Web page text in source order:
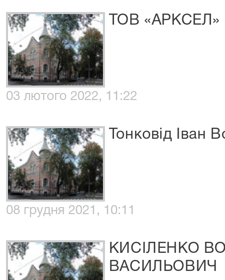
ТОВ «АРКСЕЛ»
03 лютого 2022, 11:22
Тонковід Іван
08 грудня 2021, 10:11
КИСІЛЕНКО
ВАСИЛЬОВИЧ